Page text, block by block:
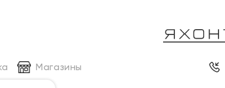
Магазины